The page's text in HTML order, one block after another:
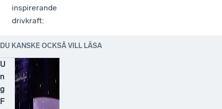
inspirerande
drivkraft:
DU KANSKE OCKSÅ VILL LÄSA
U
n
g
F